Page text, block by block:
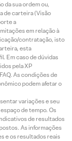
da sua ordem ou,
de carteira (Visão
a
em relação à
contratação, isto
esta
Em caso de dúvidas
pela XP
As condições de
podem afetar o
variações e seu
de tempo. Os
de resultados
As informações
e os resultados reais